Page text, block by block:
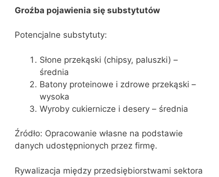
Groźba pojawienia się substytutów
Potencjalne substytuty:
Słone przekąski (chipsy, paluszki) –
średnia
Batony proteinowe i zdrowe przekąski –
wysoka
Wyroby cukiernicze i desery – średnia
Źródło: Opracowanie własne na podstawie
danych udostępnionych przez firmę.
Rywalizacja między przedsiębiorstwami sektora